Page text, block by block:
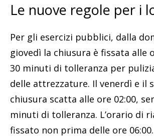
Le nuove regole per i
Per gli esercizi pubblici, dalla
giovedì la chiusura è fissata alle
30 minuti di tolleranza per
delle attrezzature. Il venerdì e il
chiusura scatta alle ore 02:00,
minuti di tolleranza. L’orario di
fissato non prima delle ore 06:00.